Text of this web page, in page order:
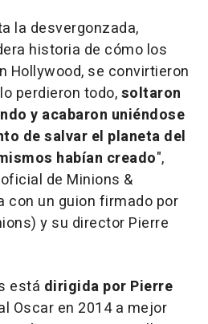
la desvergonzada,
historia de cómo los
Hollywood, se convirtieron
perdieron todo,soltaron
y acabaron uniéndose
de salvar el planeta del
habían creado",
de Minions &
con un guion firmado por
y su director Pierre
está dirigida por Pierre
Oscar en 2014 a mejor